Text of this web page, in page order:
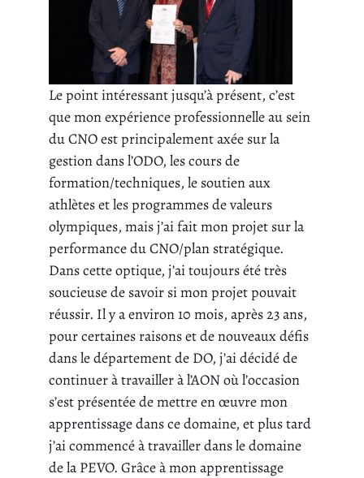
Le point intéressant jusqu’à présent, c’est
que mon expérience professionnelle au sein
du CNO est principalement axée sur la
gestion dans l’ODO, les cours de
formation/techniques, le soutien aux
athlètes et les programmes de valeurs
olympiques, mais j’ai fait mon projet sur la
performance du CNO/plan stratégique.
Dans cette optique, j’ai toujours été très
soucieuse de savoir si mon projet pouvait
réussir. Il y a environ 10 mois, après 23 ans,
pour certaines raisons et de nouveaux défis
dans le département de DO, j’ai décidé de
continuer à travailler à l’AON où l’occasion
s’est présentée de mettre en œuvre mon
apprentissage dans ce domaine, et plus tard
j’ai commencé à travailler dans le domaine
de la PEVO. Grâce à mon apprentissage